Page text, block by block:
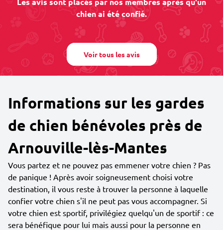
chien ai été confié.
Voir tous les avis
Informations sur les gardes
de chien bénévoles près de
Arnouville-lès-Mantes
Vous partez et ne pouvez pas emmener votre chien ? Pas
de panique ! Après avoir soigneusement choisi votre
destination, il vous reste à trouver la personne à laquelle
confier votre chien s'il ne peut pas vous accompagner. Si
votre chien est sportif, privilégiez quelqu'un de sportif : ce
sera bénéfique pour lui mais aussi pour la personne en